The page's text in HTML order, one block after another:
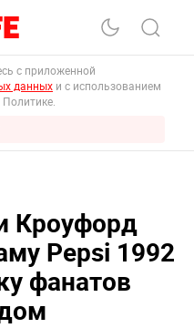
с приложенной
данных и с использованием
Кроуфорд
Pepsi 1992
фанатов